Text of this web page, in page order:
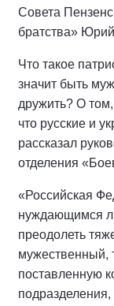
Совета
братства»
Что такое
значит быть
дружить? О
что русские и
рассказал
отделения
«Российская
нуждающимся
преодолеть
мужественный,
поставленную